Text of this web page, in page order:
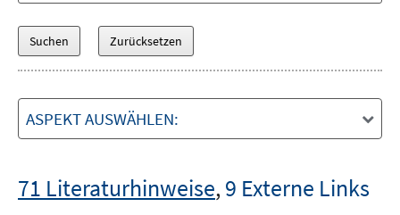
ASPEKT AUSWÄHLEN:
71 Literaturhinweise,9 Externe Links